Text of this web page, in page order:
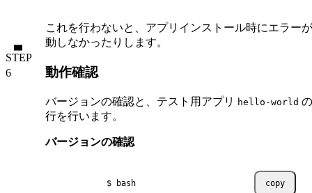
これを行わないと、アプリインストール時にエラー
動しなかったりします。
STEP
動作確認
バージョンの確認と、テスト用アプリ hello-world
行を行います。
バージョンの確認
$ bash copy